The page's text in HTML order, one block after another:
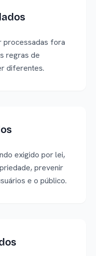
processadas fora
regras de
diferentes.
exigido por lei,
prevenir
e o público.